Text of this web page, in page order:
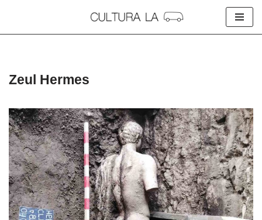
Zeul Hermes